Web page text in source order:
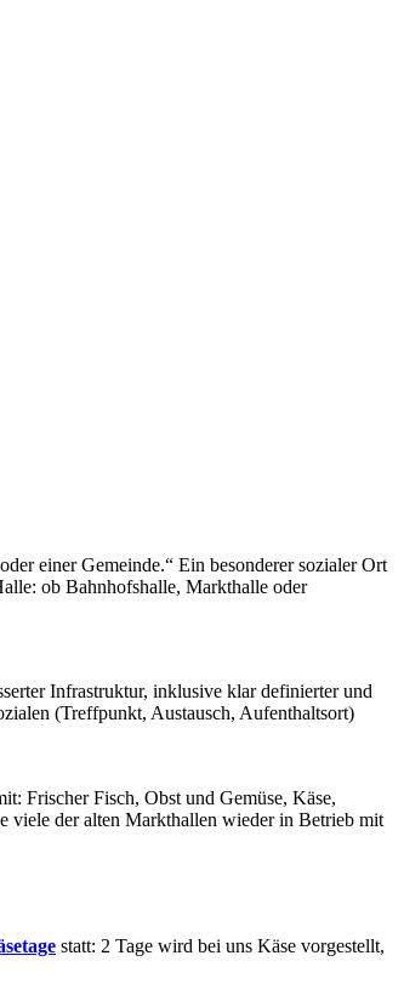
einer Gemeinde.“ Ein besonderer sozialer Ort
ob Bahnhofshalle, Markthalle oder
Infrastruktur, inklusive klar definierter und
(Treffpunkt, Austausch, Aufenthaltsort)
Frischer Fisch, Obst und Gemüse, Käse,
viele der alten Markthallen wieder in Betrieb mit
statt: 2 Tage wird bei uns Käse vorgestellt,